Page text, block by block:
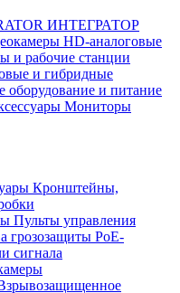
ИНТЕГРАТОР
HD-аналоговые
и рабочие станции
и гибридные
оборудование и питание
Мониторы
Кронштейны,
Пульты управления
грозозащиты PoE-
сигнала